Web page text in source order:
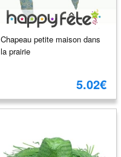
Chapeau petite maison dans
la prairie
5.02€